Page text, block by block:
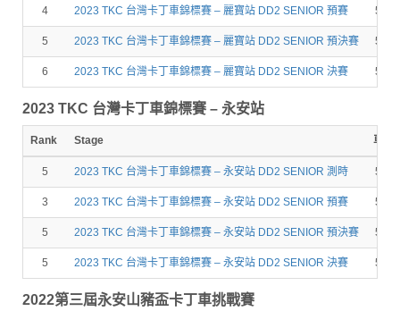
4 2023 TKC 台灣卡丁車錦標賽 – 麗寶站 DD2 SENIOR 預賽 574
5 2023 TKC 台灣卡丁車錦標賽 – 麗寶站 DD2 SENIOR 預決賽 574
6 2023 TKC 台灣卡丁車錦標賽 – 麗寶站 DD2 SENIOR 決賽 574
2023 TKC 台灣卡丁車錦標賽 – 永安站
Rank Stage 車號
5 2023 TKC 台灣卡丁車錦標賽 – 永安站 DD2 SENIOR 測時 574
3 2023 TKC 台灣卡丁車錦標賽 – 永安站 DD2 SENIOR 預賽 574
5 2023 TKC 台灣卡丁車錦標賽 – 永安站 DD2 SENIOR 預決賽 574
5 2023 TKC 台灣卡丁車錦標賽 – 永安站 DD2 SENIOR 決賽 574
2022第三屆永安山豬盃卡丁車挑戰賽